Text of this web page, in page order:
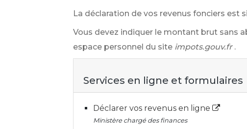
La déclaration de vos revenus fonciers est
Vous devez indiquer le montant brut sans
espace personnel du site impots.gouv.fr .
Services en ligne et formulaires
Déclarer vos revenus en ligne
Ministère chargé des finances